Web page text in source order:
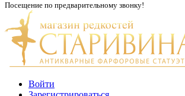
Посещение по предварительному звонку!
Войти